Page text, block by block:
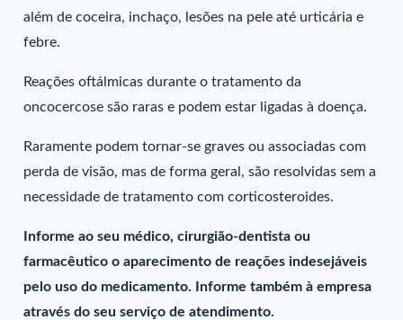
além de coceira, inchaço, lesões na pele até urticária e
febre.
Reações oftálmicas durante o tratamento da
oncocercose são raras e podem estar ligadas à doença.
Raramente podem tornar-se graves ou associadas com
perda de visão, mas de forma geral, são resolvidas sem a
necessidade de tratamento com corticosteroides.
Informe ao seu médico, cirurgião-dentista ou
farmacêutico o aparecimento de reações indesejáveis
pelo uso do medicamento. Informe também à empresa
através do seu serviço de atendimento.